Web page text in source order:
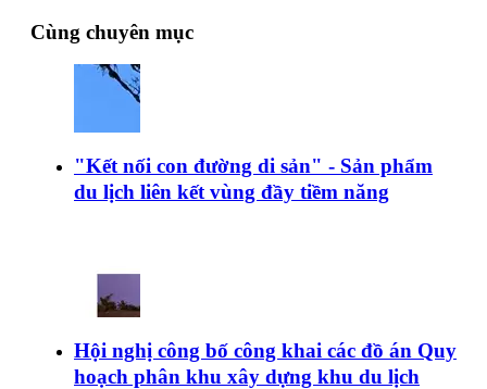
Cùng chuyên mục
"Kết nối con đường di sản" - Sản phẩm
du lịch liên kết vùng đầy tiềm năng
Hội nghị công bố công khai các đồ án Quy
hoạch phân khu xây dựng khu du lịch